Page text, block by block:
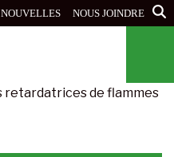
NOUVELLES NOUS JOINDRE